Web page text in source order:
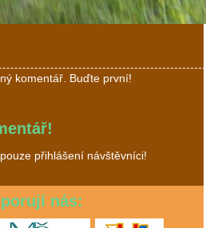
komentář. Buďte první!
přihlášení návštěvníci!
nás: